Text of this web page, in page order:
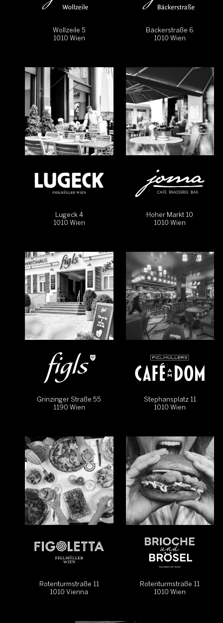
Wollzeile 5
1010 Wien
Bäckerstraße 6
1010 Wien
Lugeck 4
1010 Wien
Hoher Markt 10
1010 Wien
Grinzinger Straße 55
1190 Wien
Stephansplatz 11
1010 Wien
Rotenturmstraße 11
1010 Vienna
Rotenturmstraße 11
1010 Wien